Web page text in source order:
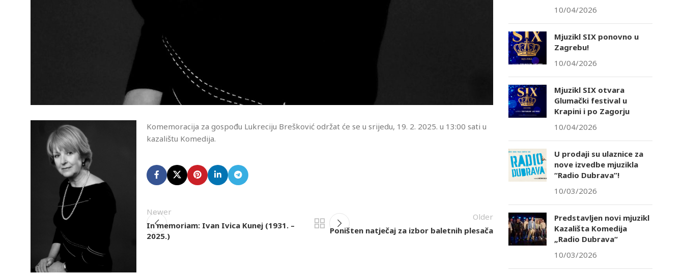
Komemoracija za gospođu Lukreciju Brešković održat će se u srijedu, 19. 2. 2025. u 13:00 sati u
kazalištu Komedija.
Newer
In memoriam: Ivan Ivica Kunej (1931. –
2025.)
Older
Poništen natječaj za izbor baletnih plesača
10/04/2026
Mjuzikl SIX ponovno u
Zagrebu!
10/04/2026
Mjuzikl SIX otvara
Glumački festival u
Krapini i po Zagorju
10/04/2026
U prodaji su ulaznice za
nove izvedbe mjuzikla
“Radio Dubrava”!
10/03/2026
Predstavljen novi mjuzikl
Kazališta Komedija
„Radio Dubrava“
10/03/2026